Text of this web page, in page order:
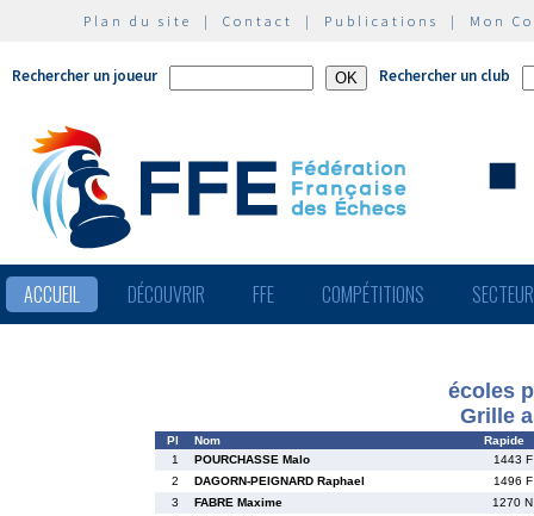
Plan du site | Contact | Publications | Mon
Rechercher un joueur Rechercher un club
ACCUEIL DÉCOUVRIR FFE COMPÉTITIONS
écoles
Grille
Pl Nom
Rapide
1
POURCHASSE Malo
1443 F
2
DAGORN-PEIGNARD Raphael
1496 F
3
FABRE Maxime
1270 N